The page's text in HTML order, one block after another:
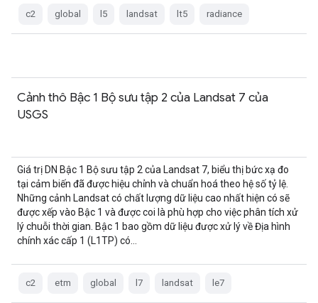
c2 global l5 landsat lt5 radiance
Cảnh thô Bậc 1 Bộ sưu tập 2 của Landsat 7 của
USGS
Giá trị DN Bậc 1 Bộ sưu tập 2 của Landsat 7, biểu thị bức xạ đo
tại cảm biến đã được hiệu chỉnh và chuẩn hoá theo hệ số tỷ lệ.
Những cảnh Landsat có chất lượng dữ liệu cao nhất hiện có sẽ
được xếp vào Bậc 1 và được coi là phù hợp cho việc phân tích xử
lý chuỗi thời gian. Bậc 1 bao gồm dữ liệu được xử lý về Địa hình
chính xác cấp 1 (L1TP) có…
c2 etm global l7 landsat le7